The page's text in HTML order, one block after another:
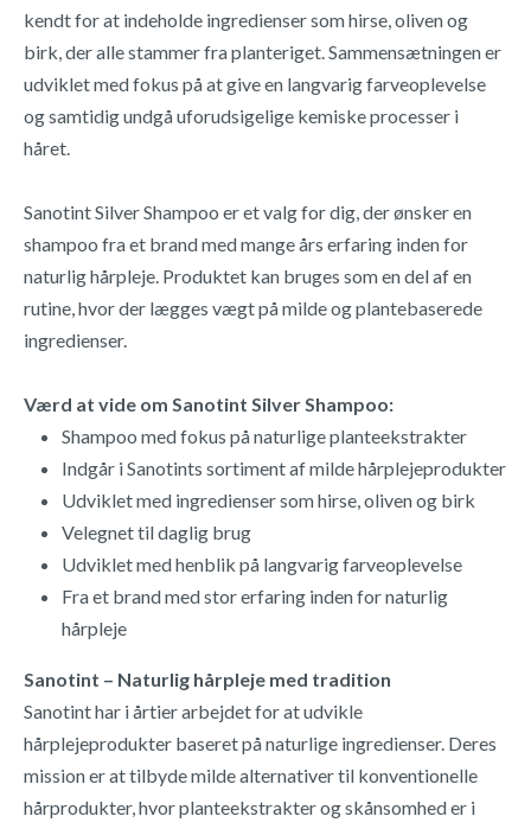
kendt for at indeholde ingredienser som hirse, oliven og
birk, der alle stammer fra planteriget. Sammensætningen er
udviklet med fokus på at give en langvarig farveoplevelse
og samtidig undgå uforudsigelige kemiske processer i
håret.
Sanotint Silver Shampoo er et valg for dig, der ønsker en
shampoo fra et brand med mange års erfaring inden for
naturlig hårpleje. Produktet kan bruges som en del af en
rutine, hvor der lægges vægt på milde og plantebaserede
ingredienser.
Værd at vide om Sanotint Silver Shampoo:
Shampoo med fokus på naturlige planteekstrakter
Indgår i Sanotints sortiment af milde hårplejeprodukter
Udviklet med ingredienser som hirse, oliven og birk
Velegnet til daglig brug
Udviklet med henblik på langvarig farveoplevelse
Fra et brand med stor erfaring inden for naturlig
hårpleje
Sanotint – Naturlig hårpleje med tradition
Sanotint har i årtier arbejdet for at udvikle
hårplejeprodukter baseret på naturlige ingredienser. Deres
mission er at tilbyde milde alternativer til konventionelle
hårprodukter, hvor planteekstrakter og skånsomhed er i